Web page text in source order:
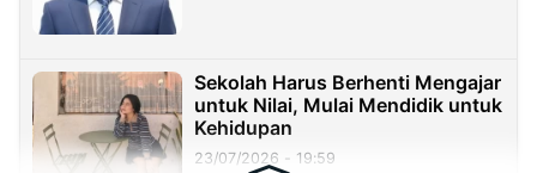
Sekolah Harus Berhenti Mengajar
untuk Nilai, Mulai Mendidik untuk
Kehidupan
23/07/2026 - 19:59